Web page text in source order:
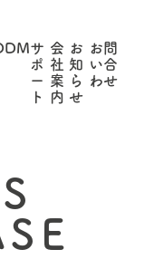
サ
ポ
ー
ト
会
社
案
内
お
知
ら
せ
お問
い合
わせ